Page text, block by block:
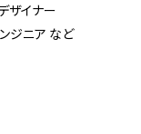
ザイナー
ジニア など